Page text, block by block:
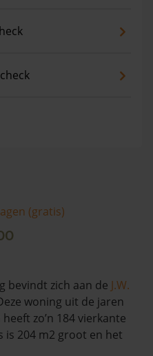
(gratis)
bevindt zich aan de J.W.
woning uit de jaren
zo’n 184 vierkante
is 204 m2 groot en het